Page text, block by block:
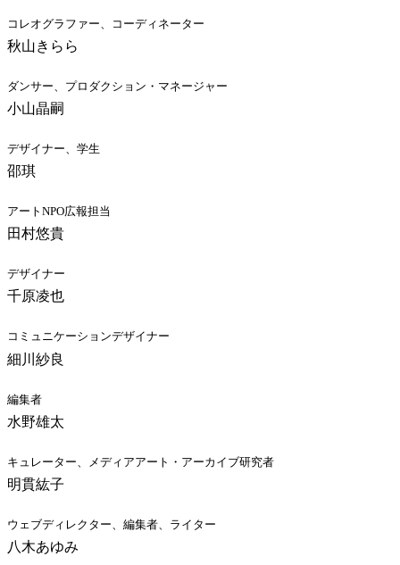
コレオグラファー、コーディネーター
秋山きらら
ダンサー、プロダクション・マネージャー
小山晶嗣
デザイナー、学生
邵琪
アートNPO広報担当
田村悠貴
デザイナー
千原凌也
コミュニケーションデザイナー
細川紗良
編集者
水野雄太
キュレーター、メディアアート・アーカイブ研究者
明貫紘子
ウェブディレクター、編集者、ライター
八木あゆみ